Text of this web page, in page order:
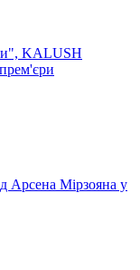
KALUSH
Арсена Мірзояна у